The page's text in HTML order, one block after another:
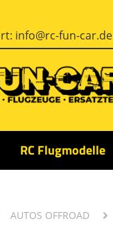
info@rc-fun-car.de
RC Flugmodelle
AUTOS OFFROAD